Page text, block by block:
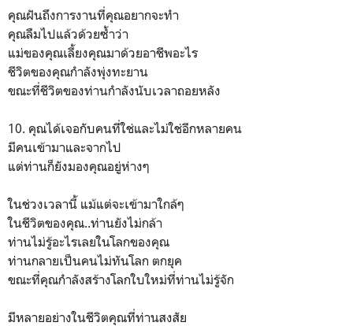
คุณฝันถึงการงานที่คุณอยากจะทำ
คุณลืมไปแล้วด้วยซ้ำว่า
แม่ของคุณเลี้ยงคุณมาด้วยอาชีพอะไร
ชีวิตของคุณกำลังพุ่งทะยาน
ขณะที่ชีวิตของท่านกำลังนับเวลาถอยหลัง
10. คุณได้เจอกับคนที่ใช่และไม่ใช่อีกหลายคน
มีคนเข้ามาและจากไป
แต่ท่านก็ยังมองคุณอยู่ห่างๆ
ในช่วงเวลานี้ แม้แต่จะเข้ามาใกล้ๆ
ในชีวิตของคุณ..ท่านยังไม่กล้า
ท่านไม่รู้อะไรเลยในโลกของคุณ
ท่านกลายเป็นคนไม่ทันโลก ตกยุค
ขณะที่คุณกำลังสร้างโลกใบใหม่ที่ท่านไม่รู้จัก
มีหลายอย่างในชีวิตคุณที่ท่านสงสัย